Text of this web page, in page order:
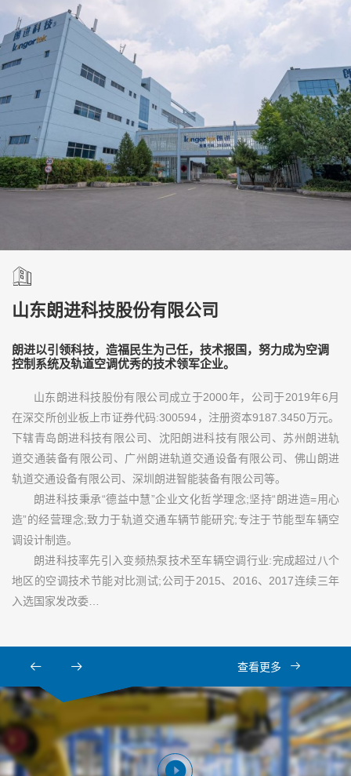
山东朗进科技股份有限公司
朗进以引领科技，造福民生为己任，技术报国，努力成为空调
控制系统及轨道空调优秀的技术领军企业。
山东朗进科技股份有限公司成立于2000年，公司于2019年6月
在深交所创业板上市证券代码:300594，注册资本9187.3450万元。
下辖青岛朗进科技有限公司、沈阳朗进科技有限公司、苏州朗进轨
道交通装备有限公司、广州朗进轨道交通设备有限公司、佛山朗进
轨道交通设备有限公司、深圳朗进智能装备有限公司等。
朗进科技秉承“德益中慧”企业文化哲学理念;坚持“朗进造=用心
造”的经营理念;致力于轨道交通车辆节能研究;专注于节能型车辆空
调设计制造。
朗进科技率先引入变频热泵技术至车辆空调行业:完成超过八个
地区的空调技术节能对比测试;公司于2015、2016、2017连续三年
入选国家发改委…
查看更多